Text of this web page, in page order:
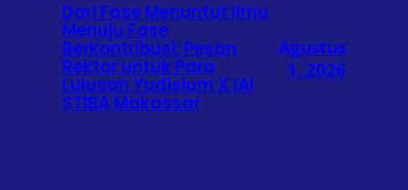
Dari Fase Menuntut Ilmu
Menuju Fase
Berkontribusi: Pesan
Rektor untuk Para
Lulusan Yudisium X IAI
STIBA Makassar
Agustus
1, 2026